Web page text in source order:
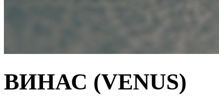
ВИНАС (VENUS)